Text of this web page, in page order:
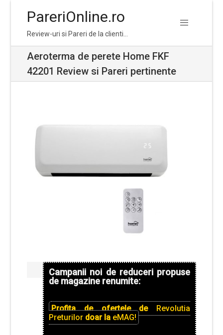
navigation
content
PareriOnline.ro
Review-uri si Pareri de la clienti…
Aeroterma de perete Home FKF
42201 Review si Pareri pertinente
Campanii noi de reduceri propuse
de magazine renumite:
Profita de ofertele de Revolutia
Preturilor doar la eMAG!